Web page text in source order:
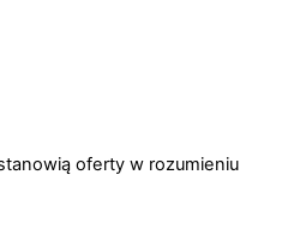
oferty w rozumieniu